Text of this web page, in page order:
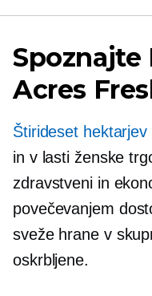
Spoznajte
Acres
Štirideset
in v lasti ženske
zdravstveni in
povečevanjem
sveže hrane v
oskrbljene.